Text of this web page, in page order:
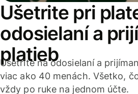
Ušetrite pri
odosielaní a
platieb
Ušetrite na odosielaní a
viac ako 40 menách. Všetko,
vždy po ruke na jednom účte.